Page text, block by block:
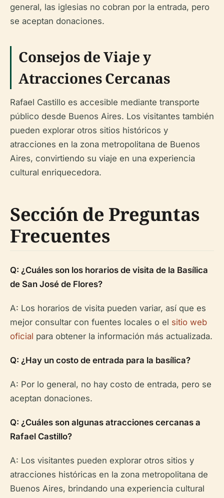
general, las iglesias no cobran por la entrada, pero
se aceptan donaciones.
Consejos de Viaje y
Atracciones Cercanas
Rafael Castillo es accesible mediante transporte
público desde Buenos Aires. Los visitantes también
pueden explorar otros sitios históricos y
atracciones en la zona metropolitana de Buenos
Aires, convirtiendo su viaje en una experiencia
cultural enriquecedora.
Sección de Preguntas
Frecuentes
Q: ¿Cuáles son los horarios de visita de la Basílica
de San José de Flores?
A: Los horarios de visita pueden variar, así que es
mejor consultar con fuentes locales o el sitio web
oficial para obtener la información más actualizada.
Q: ¿Hay un costo de entrada para la basílica?
A: Por lo general, no hay costo de entrada, pero se
aceptan donaciones.
Q: ¿Cuáles son algunas atracciones cercanas a
Rafael Castillo?
A: Los visitantes pueden explorar otros sitios y
atracciones históricas en la zona metropolitana de
Buenos Aires, brindando una experiencia cultural